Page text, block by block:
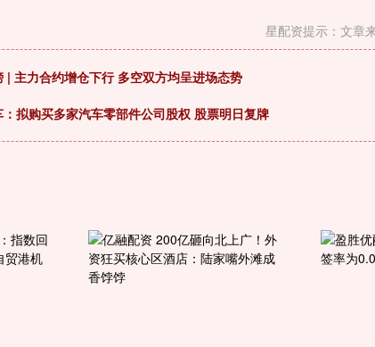
星配资提示：文章
| 主力合约增仓下行 多空双方均呈进场态势
拟购买多家汽车零部件公司股权 股票明日复牌